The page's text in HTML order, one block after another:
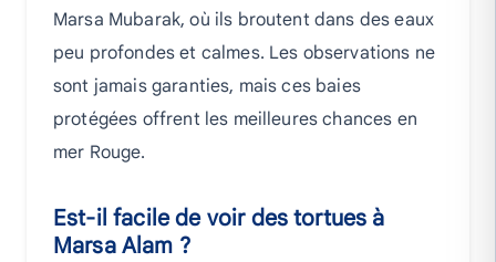
Marsa Mubarak, où ils broutent dans des eaux
peu profondes et calmes. Les observations ne
sont jamais garanties, mais ces baies
protégées offrent les meilleures chances en
mer Rouge.
Est-il facile de voir des tortues à
Marsa Alam ?